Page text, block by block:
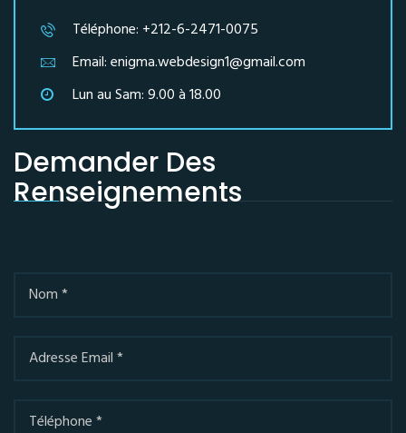
Téléphone: +212-6-2471-0075
Email: enigma.webdesign1@gmail.com
Lun au Sam: 9.00 à 18.00
Demander Des
Renseignements